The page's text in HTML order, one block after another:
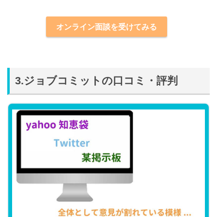
オンライン面談を受けてみる
3.ジョブコミットの口コミ・評判